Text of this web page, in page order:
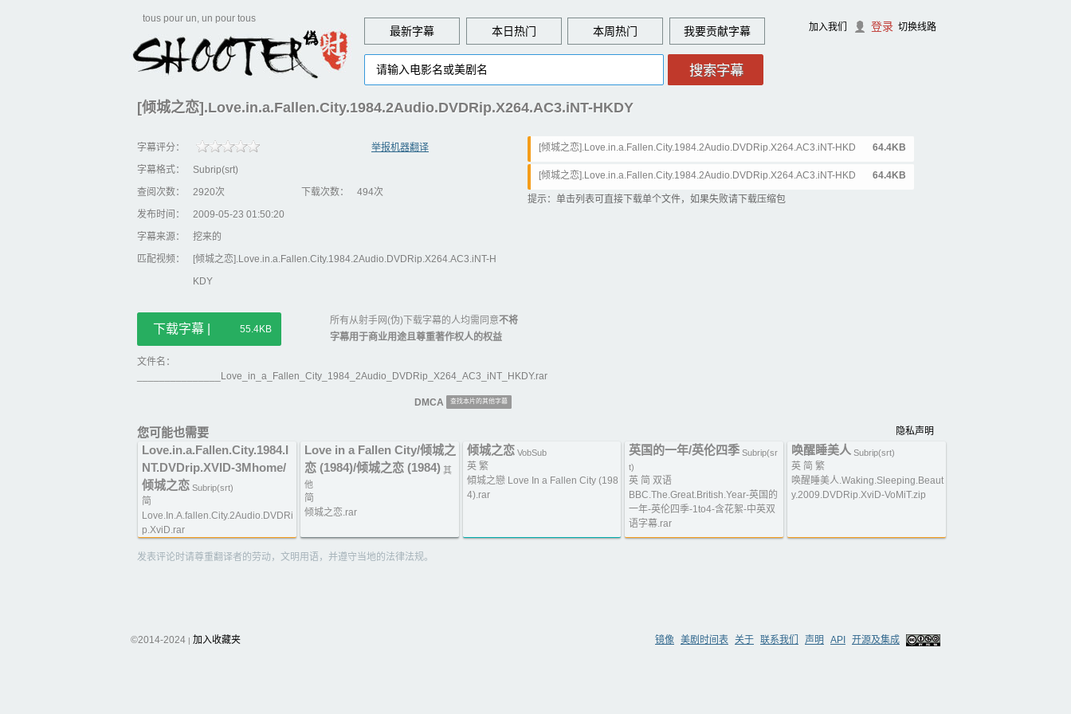
tous pour un, un pour tous
最新字幕 本日热门 本周热门 贡献字幕 加入我们 登录 切换线路
[倾城之恋].Love.in.a.Fallen.City.1984.2Audio.DVDRip.X264.AC3.iNT-HKDY
字幕评分：
举报机器翻译
字幕格式：
Subrip(srt)
查阅次数：
2920次 下载次数：
494次
发布时间：
2009-05-23 01:50:20
字幕来源：
挖来的
匹配视频：
[倾城之恋].Love.in.a.Fallen.City.1984.2Audio.DVDRip.X264.AC3.iNT-H
KDY
下载字幕 | 55.4KB
所有从射手网(伪)下载字幕的人均需同意不将
字幕用于商业用途且尊重著作权人的权益
文件名：
_______________Love_in_a_Fallen_City_1984_2Audio_DVDRip_X264_AC3_iNT_HKDY.rar
[倾城之恋].Love.in.a.Fallen.City.1984.2Audio.DVDRip.X264.AC3.iNT-HKD
Y.cht.srt
64.4KB
[倾城之恋].Love.in.a.Fallen.City.1984.2Audio.DVDRip.X264.AC3.iNT-HKD
Y.chs.srt
64.4KB
提示：单击列表可直接下载单个文件，如果失败请下载压缩包
DMCA 查找本片的其他字幕
您可能也需要 隐私声明
Love.in.a.Fallen.City.1984.I
NT.DVDrip.XVID-3Mhome/
倾城之恋 Subrip(srt)
简
Love.In.A.fallen.City.2Audio.DVDRi
p.XviD.rar
Love in a Fallen City/倾城之
恋 (1984)/倾城之恋 (1984) 其
他
简
倾城之恋.rar
倾城之恋 VobSub
英 繁
傾城之戀 Love In a Fallen City (198
4).rar
英国的一年/英伦四季 Subrip(sr
t)
英 简 双语
BBC.The.Great.British.Year-英国的
一年-英伦四季-1to4-含花絮-中英双
语字幕.rar
唤醒睡美人 Subrip(srt)
英 简 繁
唤醒睡美人.Waking.Sleeping.Beaut
y.2009.DVDRip.XviD-VoMiT.zip
发表评论时请尊重翻译者的劳动，文明用语，并遵守当地的法律法规。
©2014-2024 | 加入收藏夹 镜像 美剧时间表 关于 联系我们 声明 API 开源及集成